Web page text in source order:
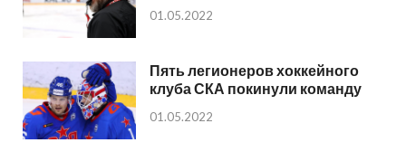
01.05.2022
Пять легионеров хоккейного
клуба СКА покинули команду
01.05.2022